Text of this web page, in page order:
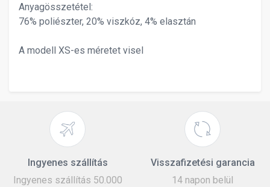
Anyagösszetétel:
76% poliészter, 20% viszkóz, 4% elasztán
A modell XS-es méretet visel
Ingyenes szállítás
Ingyenes szállítás 50.000
Visszafizetési garancia
14 napon belül